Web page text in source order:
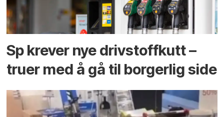
Sp krever nye drivstoffkutt –
truer med å gå til borgerlig side